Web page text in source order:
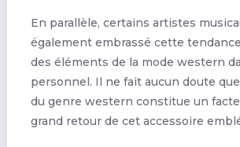
En parallèle, certains artistes
également embrassé cette
des éléments de la mode western
personnel. Il ne fait aucun doute
du genre western constitue un
grand retour de cet accessoire